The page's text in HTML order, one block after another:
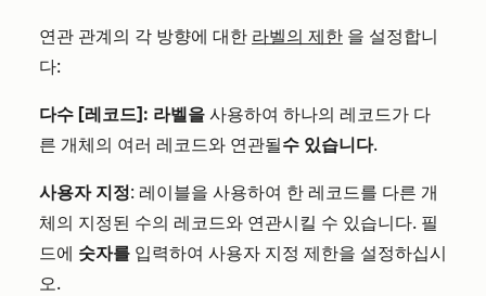
연관 관계의 각 방향에 대한 라벨의 제한 을 설정합니
다:
다수 [레코드]: 라벨을 사용하여 하나의 레코드가 다
른 개체의 여러 레코드와 연관될수 있습니다.
사용자 지정: 레이블을 사용하여 한 레코드를 다른 개
체의 지정된 수의 레코드와 연관시킬 수 있습니다. 필
드에 숫자를 입력하여 사용자 지정 제한을 설정하십시
오.